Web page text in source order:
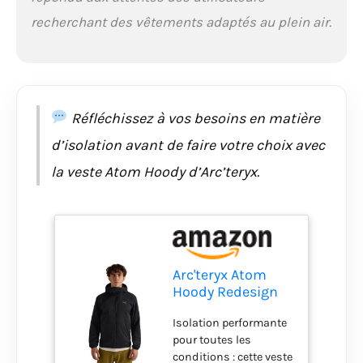
intempéries conforme
grâce à la finition FC0
normes PFAS. Le tissu
Tyono 20 Face et la
doublure en nylon
et confortables, ce qui
rend cette veste
isolante pour homme
parfaite pour les
activités à haut
rendement dans des
conditions
changeantes. Conçue
pour bouger avec vous
recherchant des vêtements adaptés au plein air.
Réfléchissez à vos besoins en matière
d’isolation avant de faire votre choix avec
la veste Atom Hoody d’Arc’teryx.
Arc'teryx Atom
Hoody Redesign
isolante pour
homme avec
Isolation performante
pour toutes les
conditions : cette veste